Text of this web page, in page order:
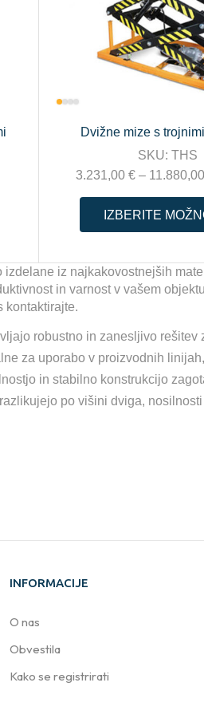
Dvižne mize s
SKU:THS
3.231,00 € – 11.880,00
IZBERITE
iz najkakovostnejših
in varnost v vašem
kontaktirajte.
robustno in zanesljivo
za uporabo v proizvodnih
in stabilno konstrukcijo
po višini dviga,
INFORMACIJE
O nas
Obvestila
Kako se registrirati